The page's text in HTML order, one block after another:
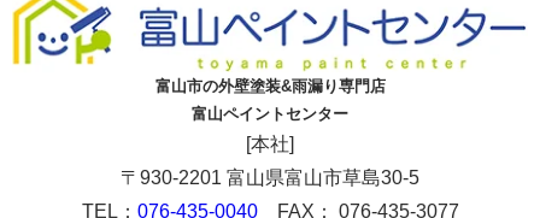
富山市の外壁塗装&雨漏り専門店
富山ペイントセンター
[本社]
〒930-2201 富山県富山市草島30-5
TEL： 076-435-0040FAX： 076-435-3077